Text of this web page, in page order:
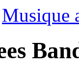
Musique